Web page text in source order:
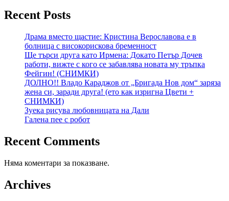
Recent Posts
Драма вместо щастие: Кристина Верославова е в
болница с високорискова бременност
Ще търси друга като Ирмена: Докато Петър Дочев
работи, вижте с кого се забавлява новата му тръпка
Фейгин! (СНИМКИ)
ДОЛНО!! Владо Караджов от „Бригада Нов дом“ заряза
жена си, заради друга! (ето как изригна Цвети +
СНИМКИ)
Зуека рисува любовницата на Дали
Галена пее с робот
Recent Comments
Няма коментари за показване.
Archives